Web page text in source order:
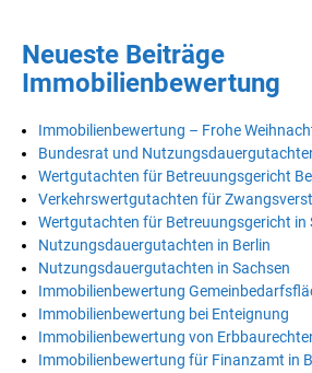
Neueste Beiträge
Immobilienbewertung
Immobilienbewertung – Frohe
Bundesrat und
Wertgutachten für Betreuungsgericht
Verkehrswertgutachten für
Wertgutachten für Betreuungsgericht in
Nutzungsdauergutachten in Berlin
Nutzungsdauergutachten in Sachsen
Immobilienbewertung
Immobilienbewertung bei Enteignung
Immobilienbewertung von
Immobilienbewertung für Finanzamt in